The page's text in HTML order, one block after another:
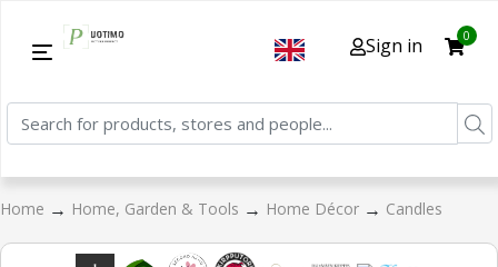
Sign in 0
Home → Home, Garden & Tools → Home Décor → Candles